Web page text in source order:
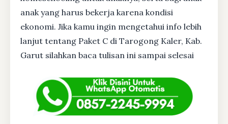
anak yang harus bekerja karena kondisi
ekonomi. Jika kamu ingin mengetahui info lebih
lanjut tentang Paket C di Tarogong Kaler, Kab.
Garut silahkan baca tulisan ini sampai selesai